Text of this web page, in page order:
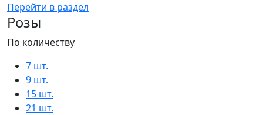
Перейти в раздел
Розы
По количеству
7 шт.
9 шт.
15 шт.
21 шт.